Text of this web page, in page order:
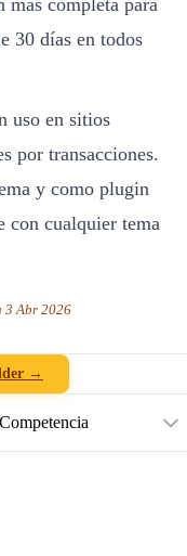
30 días en todos
uso en sitios
por transacciones.
y como plugin
con cualquier tema
3 Abr 2026
→